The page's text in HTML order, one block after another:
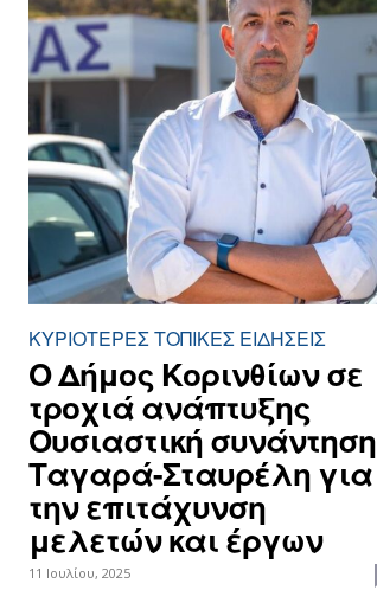
ΚΥΡΙΌΤΕΡΕΣ ΤΟΠΙΚΈΣ ΕΙΔΉΣΕΙΣ
Ο Δήμος Κορινθίων σε
τροχιά ανάπτυξης
Ουσιαστική συνάντηση
Ταγαρά-Σταυρέλη για
την επιτάχυνση
μελετών και έργων
11 Ιουλίου, 2025